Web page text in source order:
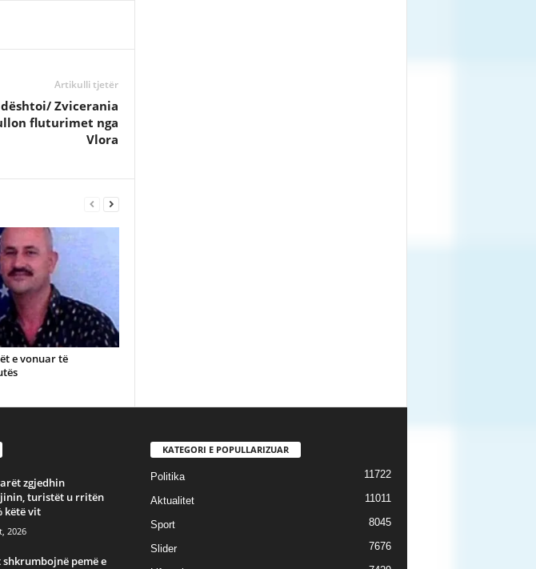
Artikulli tjetër
Zvicerania
fluturimet nga
Vlora
e vonuar të
zgjedhin
turistët u rritën
këtë vit
2026
shkrumbojnë pemë e
KATEGORI E POPULLARIZUAR
Politika 11722
Aktualitet 11011
Sport 8045
Slider 7676